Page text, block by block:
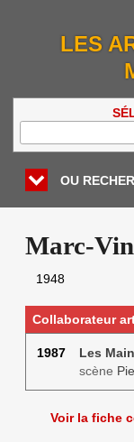
LES
OU
Marc-
1948
Collaborateur
1987 Les
scène
Voir la fiche